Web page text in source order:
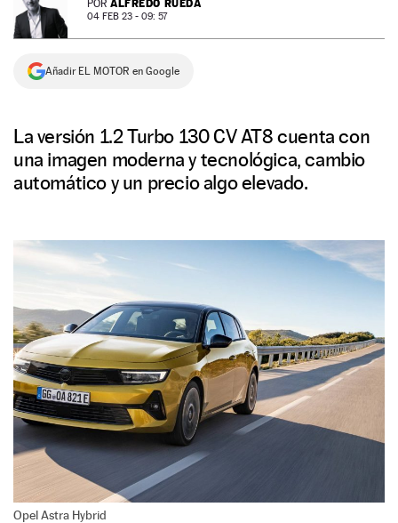
NEWSLETTER
SÍGUENOS
POR ALFREDO RUEDA
04 FEB 23 - 09: 57
Añadir EL MOTOR en Google
La versión 1.2 Turbo 130 CV AT8 cuenta con
una imagen moderna y tecnológica, cambio
automático y un precio algo elevado.
Opel Astra Hybrid